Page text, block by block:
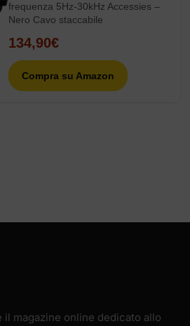
frequenza 5Hz-30kHz Accessies –
Nero Cavo staccabile
134,90€
Compra su Amazon
il magazine online dedicato allo